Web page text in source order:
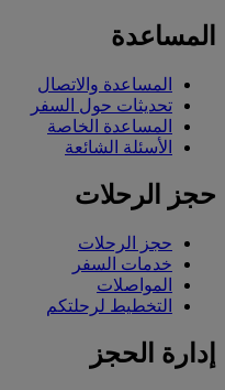
المساعدة
المساعدة والاتصال
تحديثات حول السفر
المساعدة الخاصة
الأسئلة الشائعة
حجز الرحلات
حجز الرحلات
خدمات السفر
المواصلات
التخطيط لرحلتكم
إدارة الحجز